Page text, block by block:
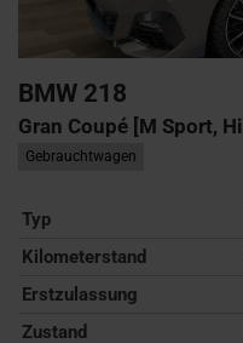
BMW 218
Gran Coupé [M Sport,
Gebrauchtwagen
Typ
Kilometerstand
Erstzulassung
Zustand